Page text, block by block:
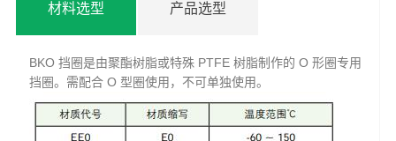
材料选型 产品选型
BKO 挡圈是由聚酯树脂或特殊 PTFE 树脂制作的 O 形圈专用
挡圈。需配合 O 型圈使用，不可单独使用。